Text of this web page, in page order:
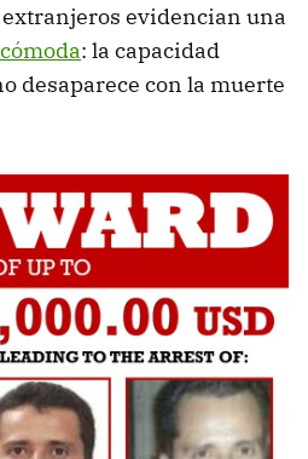
evidencian una
: la capacidad
desaparece con la muerte